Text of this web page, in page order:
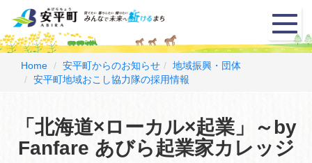
メ
ニ
ュ
Home 安平町からのお知らせ
地域振興・団体
安平町地域おこし協力隊の採用情報
「北海道×ローカル×起業」～by
Fanfare あびら起業家カレッジ